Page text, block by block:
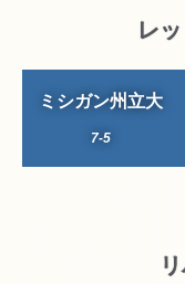
レ
ミシガン州立大
7-5